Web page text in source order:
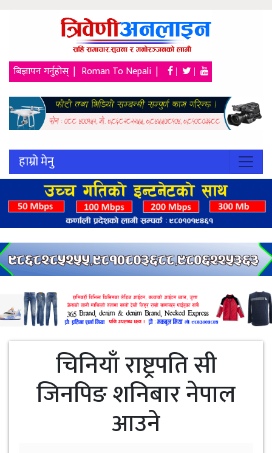
बिज्ञापन गर्नुहोस् | Roman To Nepali | | |
हाम्रो मेनु
चिनियाँ राष्ट्रपति सी
जिनपिङ शनिबार नेपाल
आउने